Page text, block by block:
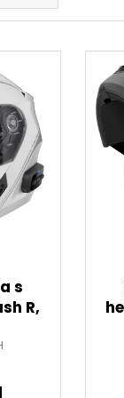
s
R,
MOTORU,
STOMP,